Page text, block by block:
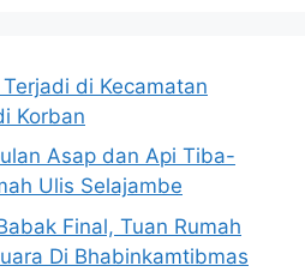
di Kecamatan
Korban
Asap dan Api Tiba-
Ulis Selajambe
Final, Tuan Rumah
Di Bhabinkamtibmas